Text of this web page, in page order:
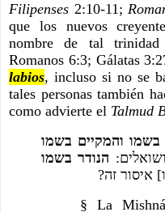
Filipenses 2:10-11;
que los nuevos
nombre de tal
Romanos 6:3; Gálatas
labios, incluso si no se
tales personas también
como advierte el Talmud
בשמו והמקיים בשמו
ושואלים:
איסור זה?